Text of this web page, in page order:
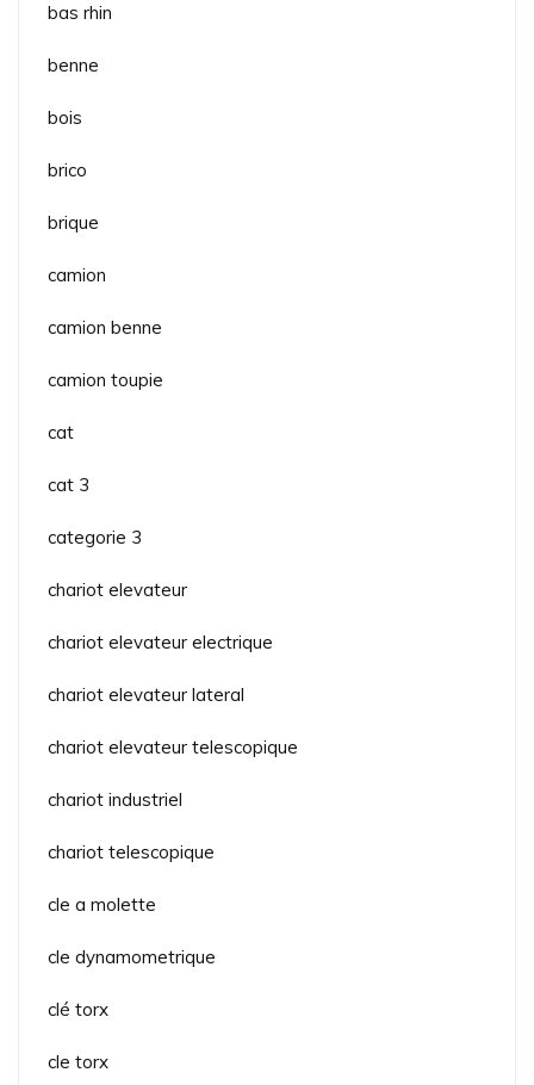
bas rhin
benne
bois
brico
brique
camion
camion benne
camion toupie
cat
cat 3
categorie 3
chariot elevateur
chariot elevateur electrique
chariot elevateur lateral
chariot elevateur telescopique
chariot industriel
chariot telescopique
cle a molette
cle dynamometrique
clé torx
cle torx